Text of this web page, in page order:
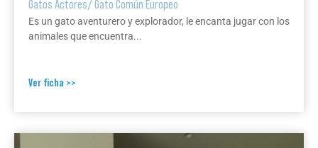
Gatos Actores/Gato Común Europeo
Es un gato aventurero y explorador, le encanta jugar con los
animales que encuentra...
Ver ficha >>